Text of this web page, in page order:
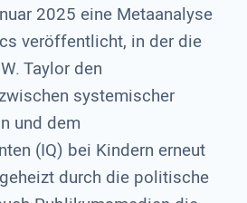
2025 eine Metaanalyse
veröffentlicht, in der die
Taylor den
systemischer
und dem
(IQ) bei Kindern erneut
durch die politische